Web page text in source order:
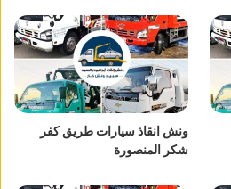
ونش انقاذ سيارات طريق كفر
شكر المنصورة